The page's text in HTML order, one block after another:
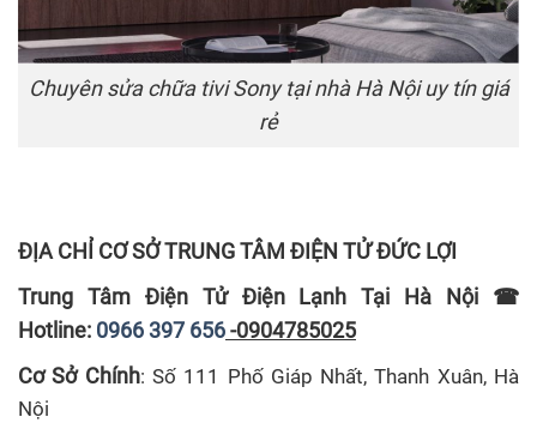
Chuyên sửa chữa tivi Sony tại nhà Hà Nội uy tín giá
rẻ
ĐỊA CHỈ CƠ SỞ TRUNG TÂM ĐIỆN TỬ ĐỨC LỢI
Trung Tâm Điện Tử Điện Lạnh Tại Hà Nội ☎
Hotline: 0966 397 656-0904785025
Cơ Sở Chính: Số 111 Phố Giáp Nhất, Thanh Xuân, Hà
Nội